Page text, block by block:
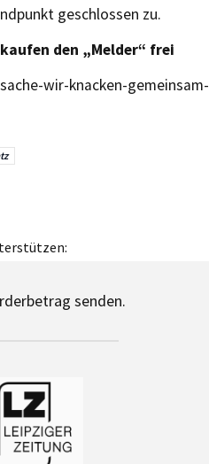
geschlossen zu.
den „Melder“ frei
wir-knacken-gemeinsam-
senden.